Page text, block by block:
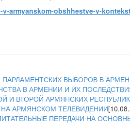
armyanskom-obshhestve-v-
ВЫБОРОВ В
В АРМЕНИИ И ИХ
И ВТОРОЙ АРМЯНСКИХ
АРМЯНСКОМ ТЕЛЕВИДЕНИИ
ПЕРЕДАЧИ НА